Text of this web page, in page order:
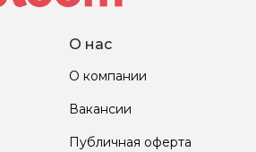
О нас
О компании
Вакансии
Публичная оферта